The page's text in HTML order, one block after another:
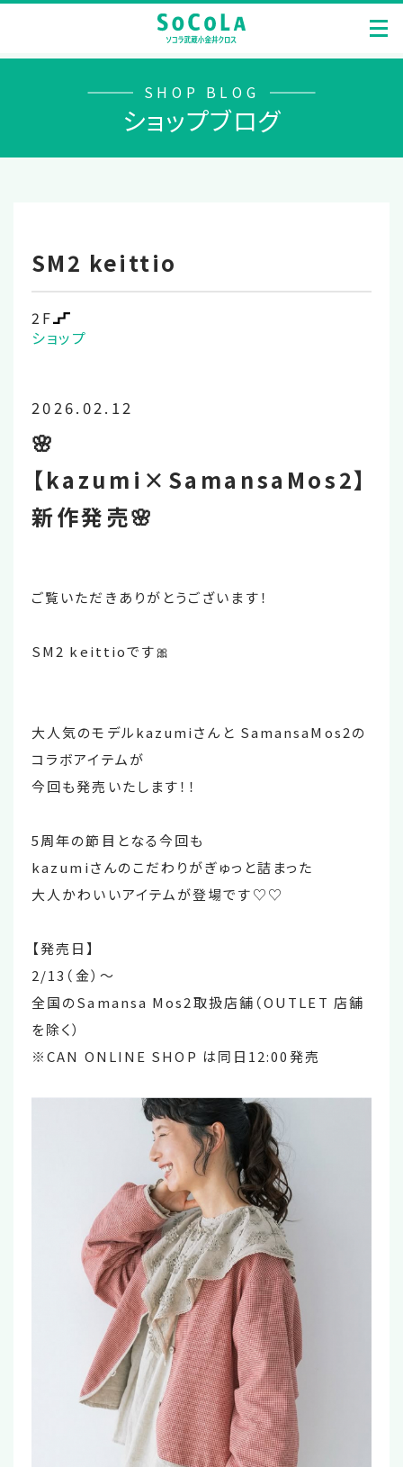
SHOP BLOG
ショップブログ
SM2 keittio
2F
ショップ
2026.02.12
🌸
【kazumi×SamansaMos2】
新作発売🌸
ご覧いただきありがとうございます！
SM2 keittioです🎀
大人気のモデルkazumiさんと SamansaMos2の
コラボアイテムが
今回も発売いたします！！
5周年の節目となる今回も
kazumiさんのこだわりがぎゅっと詰まった
大人かわいいアイテムが登場です♡♡
【発売日】
2/13（金）〜
全国のSamansa Mos2取扱店舗（OUTLET 店舗
を除く）
※CAN ONLINE SHOP は同日12:00発売